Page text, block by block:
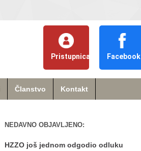
Pristupnica Facebook
Članstvo Kontakt
NEDAVNO OBJAVLJENO:
HZZO još jednom odgodio odluku